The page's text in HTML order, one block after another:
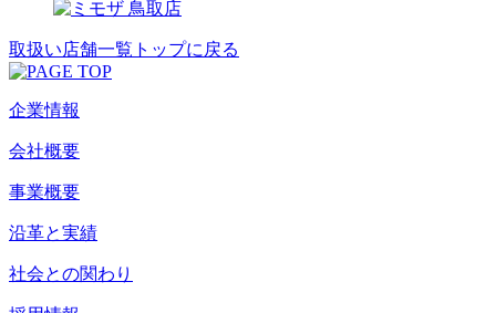
取扱い店舗一覧トップに戻る
企業情報
会社概要
事業概要
沿革と実績
社会との関わり